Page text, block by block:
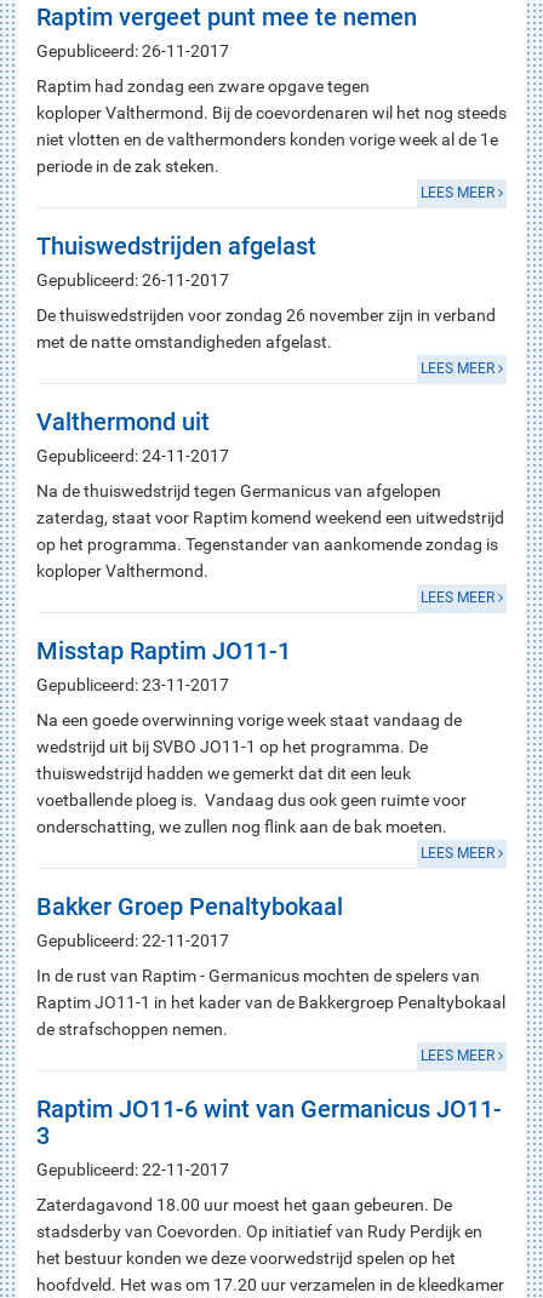
Raptim vergeet punt mee te nemen
Gepubliceerd: 26-11-2017
Raptim had zondag een zware opgave tegen
koploper Valthermond. Bij de coevordenaren wil het nog steeds
niet vlotten en de valthermonders konden vorige week al de 1e
periode in de zak steken.
LEES MEER
Thuiswedstrijden afgelast
Gepubliceerd: 26-11-2017
De thuiswedstrijden voor zondag 26 november zijn in verband
met de natte omstandigheden afgelast.
LEES MEER
Valthermond uit
Gepubliceerd: 24-11-2017
Na de thuiswedstrijd tegen Germanicus van afgelopen
zaterdag, staat voor Raptim komend weekend een uitwedstrijd
op het programma. Tegenstander van aankomende zondag is
koploper Valthermond.
LEES MEER
Misstap Raptim JO11-1
Gepubliceerd: 23-11-2017
Na een goede overwinning vorige week staat vandaag de
wedstrijd uit bij SVBO JO11-1 op het programma. De
thuiswedstrijd hadden we gemerkt dat dit een leuk
voetballende ploeg is. Vandaag dus ook geen ruimte voor
onderschatting, we zullen nog flink aan de bak moeten.
LEES MEER
Bakker Groep Penaltybokaal
Gepubliceerd: 22-11-2017
In de rust van Raptim - Germanicus mochten de spelers van
Raptim JO11-1 in het kader van de Bakkergroep Penaltybokaal
de strafschoppen nemen.
LEES MEER
Raptim JO11-6 wint van Germanicus JO11-
3
Gepubliceerd: 22-11-2017
Zaterdagavond 18.00 uur moest het gaan gebeuren. De
stadsderby van Coevorden. Op initiatief van Rudy Perdijk en
het bestuur konden we deze voorwedstrijd spelen op het
hoofdveld. Het was om 17.20 uur verzamelen in de kleedkamer